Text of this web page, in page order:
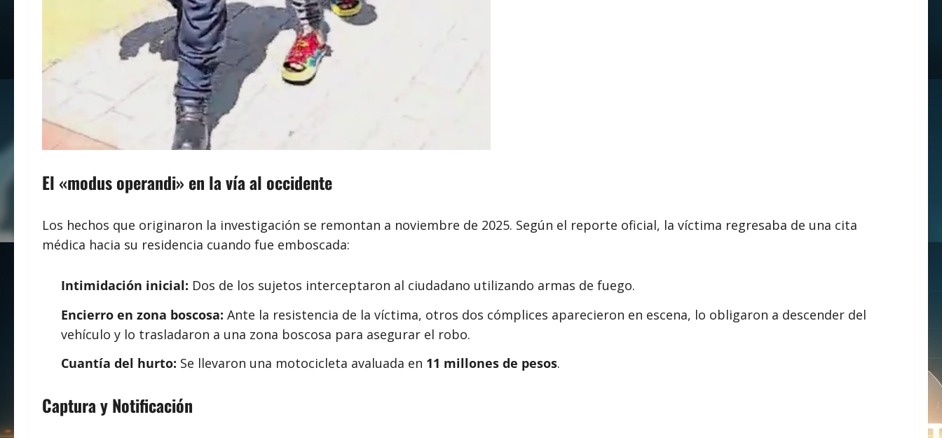
El «modus operandi» en la vía al occidente
Los hechos que originaron la investigación se remontan a noviembre de 2025. Según el reporte oficial, la víctima regresaba de una cita
médica hacia su residencia cuando fue emboscada:
Intimidación inicial: Dos de los sujetos interceptaron al ciudadano utilizando armas de fuego.
Encierro en zona boscosa: Ante la resistencia de la víctima, otros dos cómplices aparecieron en escena, lo obligaron a descender del
vehículo y lo trasladaron a una zona boscosa para asegurar el robo.
Cuantía del hurto: Se llevaron una motocicleta avaluada en 11 millones de pesos.
Captura y Notificación